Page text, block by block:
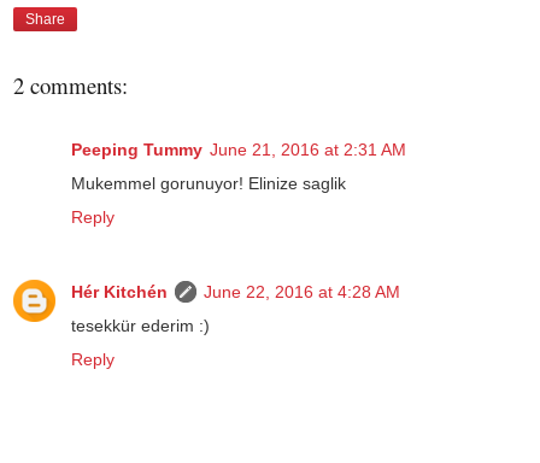
Share
2 comments:
Peeping Tummy June 21, 2016 at 2:31 AM
Mukemmel gorunuyor! Elinize saglik
Reply
Hér Kitchén
June 22, 2016 at 4:28 AM
tesekkür ederim :)
Reply